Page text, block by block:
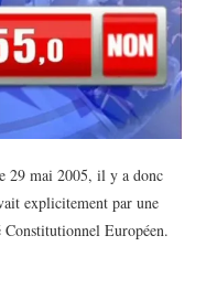
29 mai 2005, il y a donc
explicitement par une
Européen.